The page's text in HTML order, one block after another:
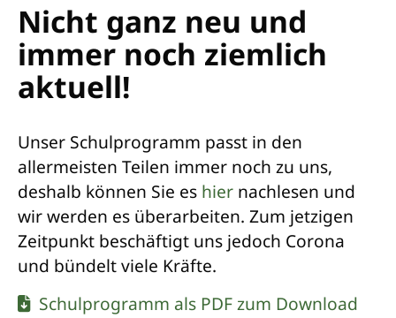
Nicht ganz neu und
immer noch ziemlich
aktuell!
Unser Schulprogramm passt in den
allermeisten Teilen immer noch zu uns,
deshalb können Sie es hier nachlesen und
wir werden es überarbeiten. Zum jetzigen
Zeitpunkt beschäftigt uns jedoch Corona
und bündelt viele Kräfte.
Schulprogramm als PDF zum Download